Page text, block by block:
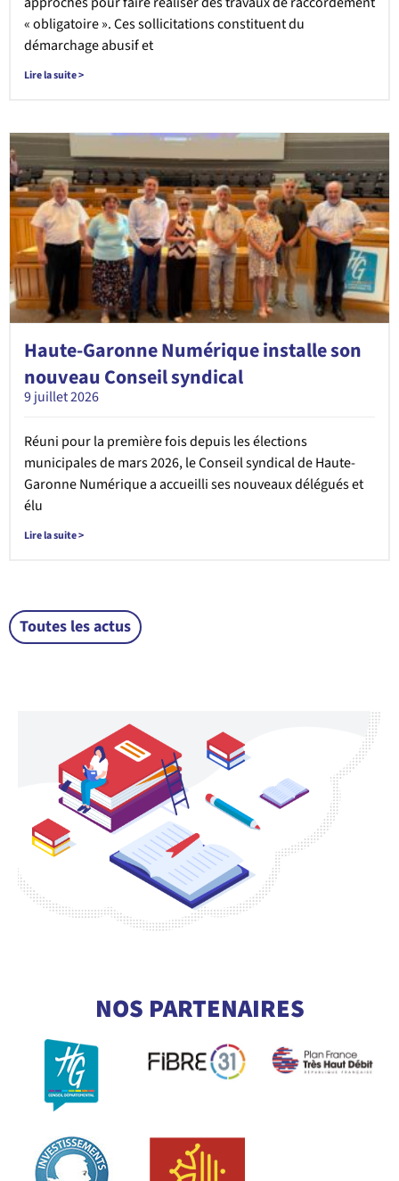
« obligatoire ». Ces sollicitations constituent du
démarchage abusif et
Lire la suite >
Haute-Garonne Numérique installe son
nouveau Conseil syndical
9 juillet 2026
Réuni pour la première fois depuis les élections
municipales de mars 2026, le Conseil syndical de Haute-
Garonne Numérique a accueilli ses nouveaux délégués et
élu
Lire la suite >
Toutes les actus
VOCABULAIRE DE LA FIBRE
En savoir +
NOS PARTENAIRES